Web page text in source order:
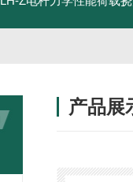
产品展